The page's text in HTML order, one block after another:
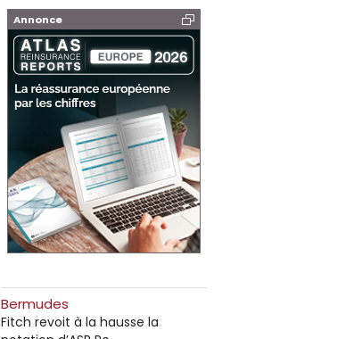
Annonce
Bermudes
Fitch revoit à la hausse la